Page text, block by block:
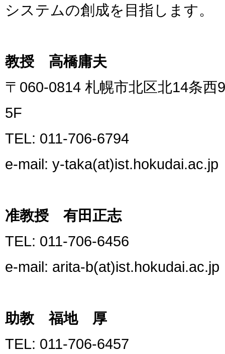
システムの創成を目指します。
教授 高橋庸夫
〒060-0814 札幌市北区北14条
5F
TEL: 011-706-6794
e-mail: y-taka(at)ist.hokudai.ac.jp
准教授 有田正志
TEL: 011-706-6456
e-mail: arita-b(at)ist.hokudai.ac.jp
助教 福地 厚
TEL: 011-706-6457